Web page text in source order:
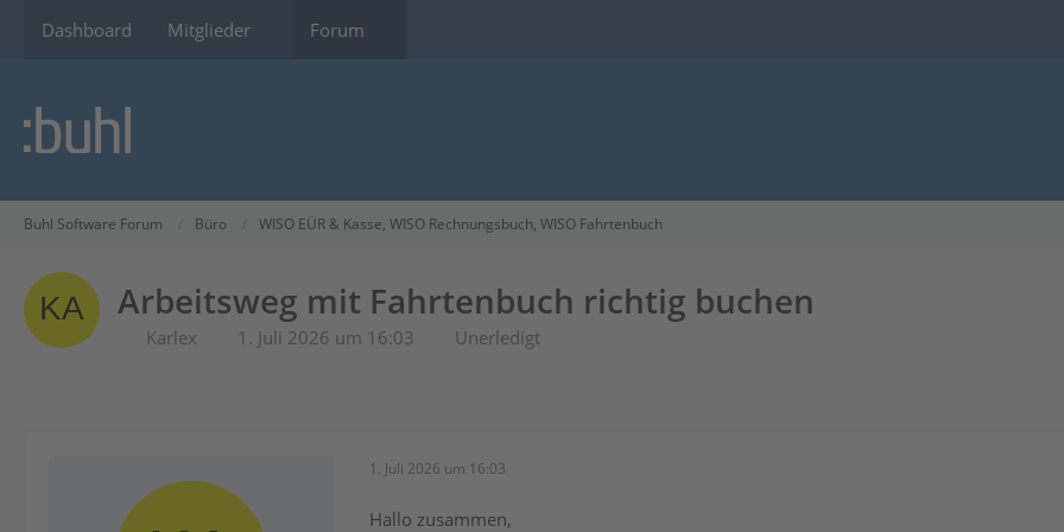
Dashboard Mitglieder Forum
Buhl Software Forum Büro WISO EÜR & Kasse, WISO Rechnungsbuch, WISO Fahrtenbuch
Arbeitsweg mit Fahrtenbuch richtig buchen
Karlex 1. Juli 2026 um 16:03 Unerledigt
1. Juli 2026 um 16:03
Hallo zusammen,